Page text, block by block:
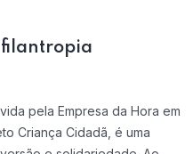
filantropia
pela Empresa da Hora em
Criança Cidadã, é uma